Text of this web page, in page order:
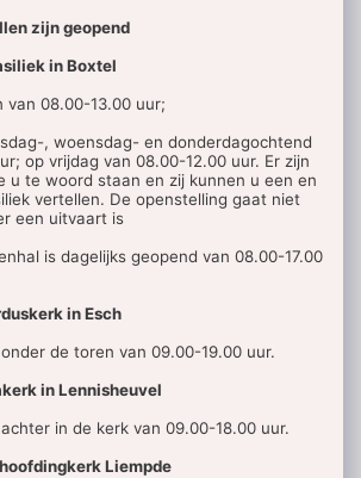
zijn geopend
in Boxtel
van 08.00-13.00 uur;
, woensdag- en donderdagochtend
op vrijdag van 08.00-12.00 uur. Er zijn
u te woord staan en zij kunnen u een en
vertellen. De openstelling gaat niet
een uitvaart is
is dagelijks geopend van 08.00-17.00
in Esch
de toren van 09.00-19.00 uur.
in Lennisheuvel
in de kerk van 09.00-18.00 uur.
Liempde